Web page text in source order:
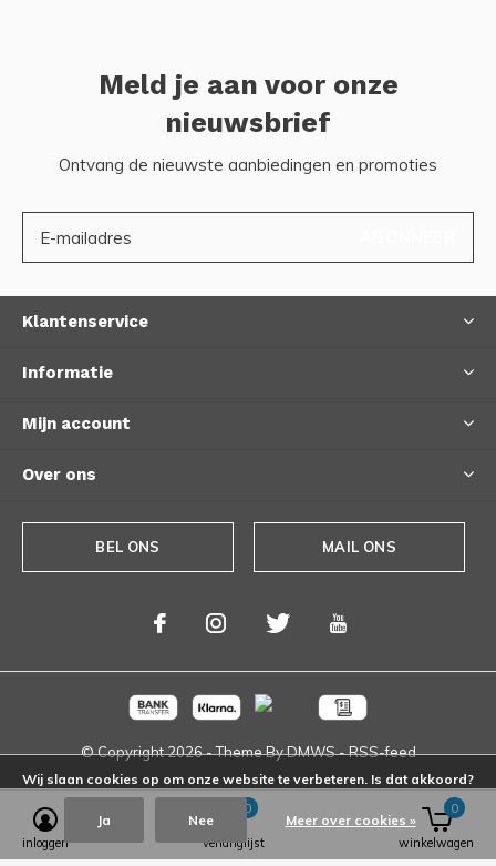
Meld je aan voor onze
nieuwsbrief
Ontvang de nieuwste aanbiedingen en promoties
Klantenservice
Informatie
Mijn account
Over ons
BEL ONS MAIL ONS
© Copyright2026- Theme ByDMWS-RSS-feed
inloggen verlanglijst
0
winkelwagen
0
Wij slaan cookies op om onze website te verbeteren. Is dat akkoord?
Ja Nee Meer over cookies »